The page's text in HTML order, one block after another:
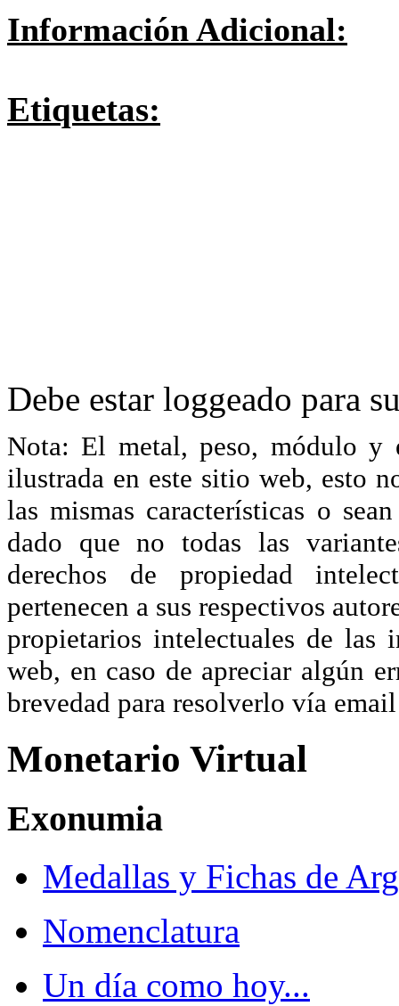
Información Adicional:
Etiquetas:
Debe estar loggeado para
Nota: El metal, peso, módulo y
ilustrada en este sitio web, esto
las mismas características o
dado que no todas las
derechos de propiedad
pertenecen a sus respectivos
propietarios intelectuales de las
web, en caso de apreciar algún
brevedad para resolverlo vía
Monetario Virtual
Exonumia
Medallas y Fichas de
Nomenclatura
Un día como hoy...